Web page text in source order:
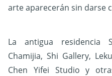
arte aparecerán sin darse
La antigua residencia
Chamijia, Shi Gallery,
Chen Yifei Studio y